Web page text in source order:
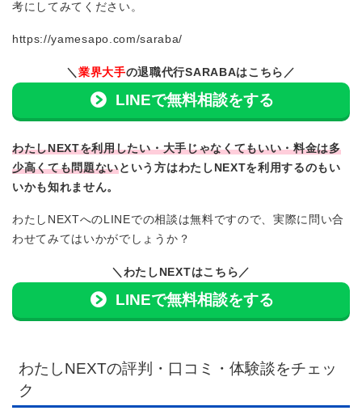
考にしてみてください。
https://yamesapo.com/saraba/
＼業界大手の退職代行SARABAはこちら／
LINEで無料相談をする
わたしNEXTを利用したい・大手じゃなくてもいい・料金は多
少高くても問題ないという方はわたしNEXTを利用するのもい
いかも知れません。
わたしNEXTへのLINEでの相談は無料ですので、実際に問い合
わせてみてはいかがでしょうか？
＼わたしNEXTはこちら／
LINEで無料相談をする
わたしNEXTの評判・口コミ・体験談をチェッ
ク